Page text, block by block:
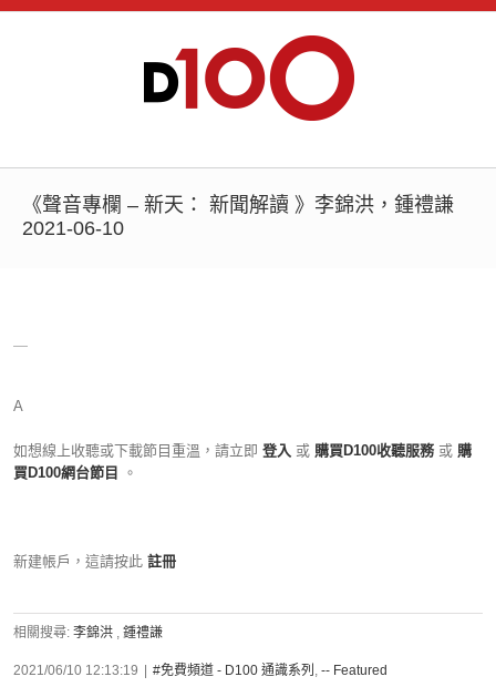
《聲音專欄 – 新天： 新聞解讀 》李錦洪，鍾禮謙
2021-06-10
A
如想線上收聽或下載節目重溫，請立即 登入 或 購買D100收聽服務 或 購
買D100網台節目
。
新建帳戶，這請按此 註冊
相關搜尋: 李錦洪 , 鍾禮謙
2021/06/10 12:13:19 #免費頻道 - D100 通識系列 , -- Featured